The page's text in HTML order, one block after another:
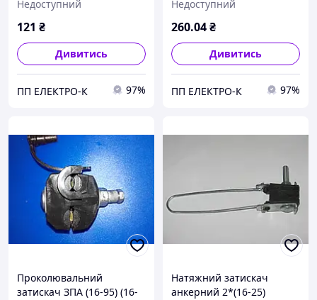
Недоступний
121 ₴
Дивитись
ПП ЕЛЕКТРО-К 97%
Недоступний
260.04₴
Дивитись
ПП ЕЛЕКТРО-К 97%
Проколювальний
затискач ЗПА (16-95) (16-
Натяжний затискач
анкерний 2*(16-25)